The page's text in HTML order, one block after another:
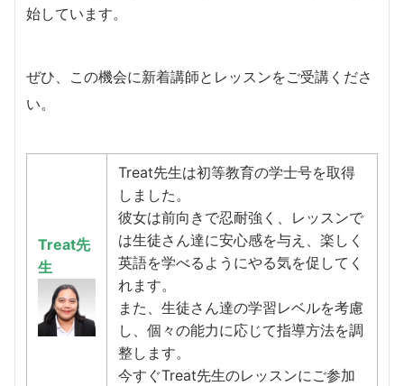
始しています。
​ぜひ、この機会に新着講師とレッスンをご受講くださ
い。
Treat先
生
Treat先生は初等教育の学士号を取得
しました。
彼女は前向きで忍耐強く、レッスンで
は生徒さん達に安心感を与え、楽しく
英語を学べるようにやる気を促してく
れます。
また、生徒さん達の学習レベルを考慮
し、個々の能力に応じて指導方法を調
整します。
今すぐTreat先生のレッスンにご参加